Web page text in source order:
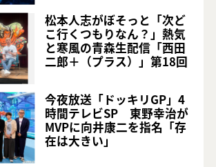
松本人志がぼそっと「次ど
こ行くつもりなん？」熱気
と寒風の青森生配信「西田
二郎＋（プラス）」第18回
今夜放送「ドッキリGP」4
時間テレビSP 東野幸治が
MVPに向井康二を指名「存
在は大きい」